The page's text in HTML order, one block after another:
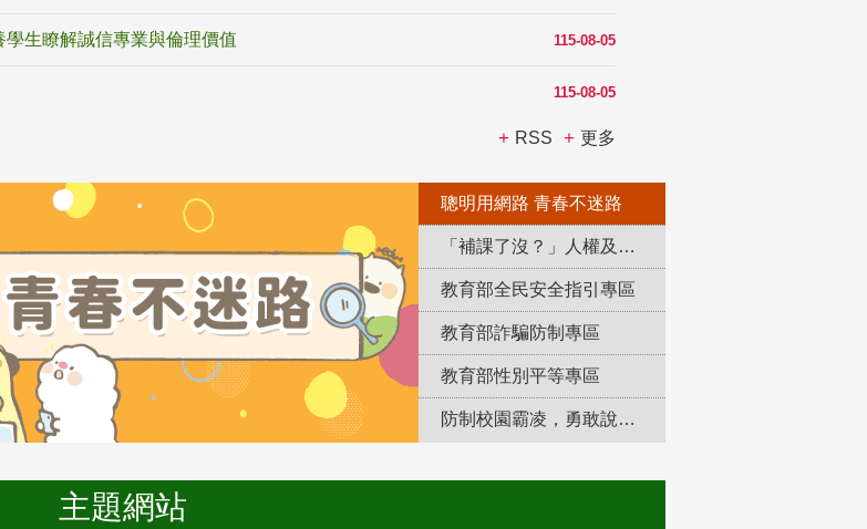
115-08-05
生瞭解誠信專業與倫理價值
115-08-05
RSS 更多
聰明用網路 青春不迷路
「補課了沒？」人權及轉型正義教育專區
教育部全民安全指引專區
教育部詐騙防制專區
教育部性別平等專區
防制校園霸凌，勇敢說出來！
主題網站